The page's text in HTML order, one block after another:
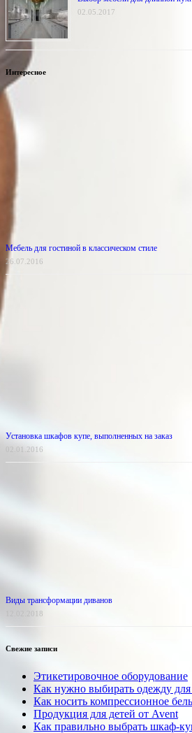
02.05.2017
Интересное
Мебель для гостиной в классическом стиле
26.07.2016
Установка шкафов купе, выполненных на заказ
02.01.2016
Виды трансформации диванов
12.02.2018
Свежие записи
Этикетировочное оборудование
Как нужно выбирать одежду
Как носить компрессионное
Продукция для детей от Avent
Как правильно выбрать шкаф-